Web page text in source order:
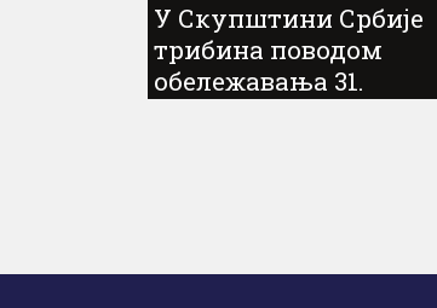
У Скупштини Србије
трибина поводом
обележавања 31.